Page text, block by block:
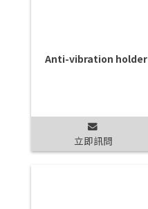
Anti-vibration holder
立即訊問